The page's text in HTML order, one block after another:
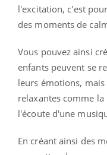
l'excitation, c'est
des moments de
Vous pouvez ainsi
enfants peuvent se
leurs émotions,
relaxantes comme
l'écoute d'une
En créant ainsi des